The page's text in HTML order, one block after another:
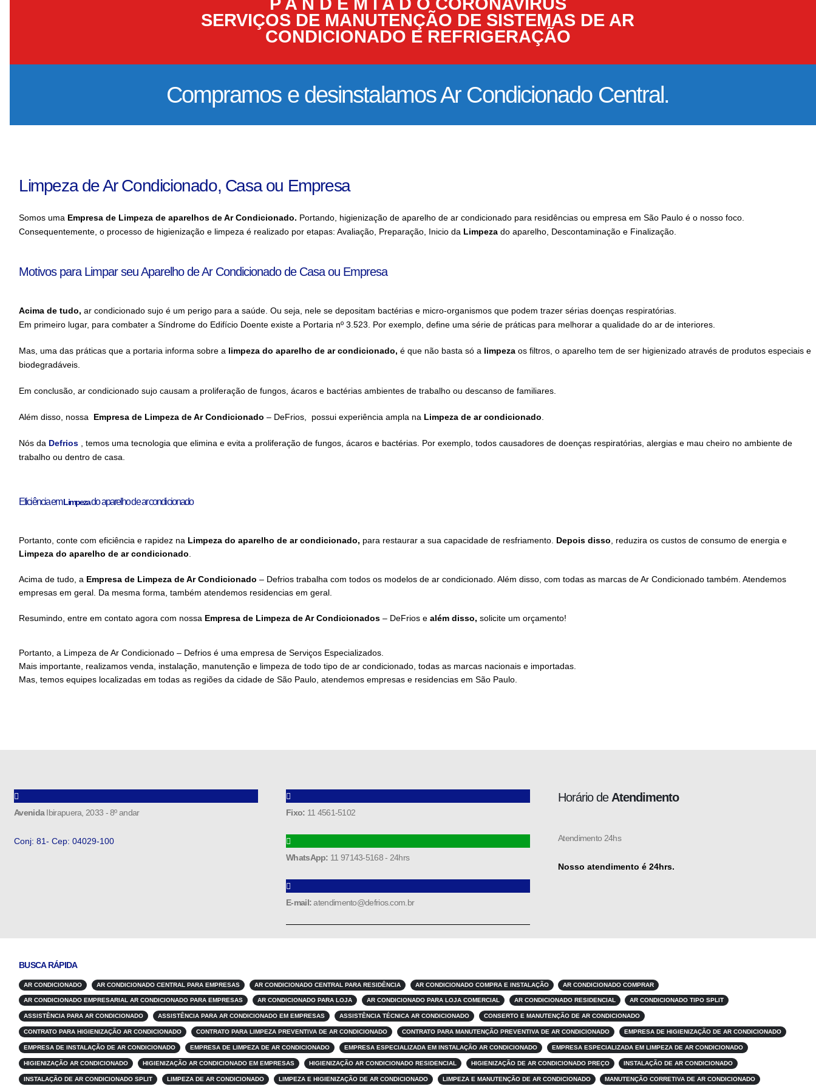
SERVIÇOS DE MANUTENÇÃO DE SISTEMAS DE AR
CONDICIONADO E REFRIGERAÇÃO
Compramos e desinstalamos Ar Condicionado Central.
Limpeza de Ar Condicionado, Casa ou Empresa
Somos uma Empresa de Limpeza de aparelhos de Ar Condicionado. Portando, higienização de aparelho de ar condicionado para residências ou empresa em São Paulo é o nosso foco.
Consequentemente, o processo de higienização e limpeza é realizado por etapas: Avaliação, Preparação, Inicio da Limpeza do aparelho, Descontaminação e Finalização.
Motivos para Limpar seu Aparelho de Ar Condicionado de Casa ou Empresa
Acima de tudo, ar condicionado sujo é um perigo para a saúde. Ou seja, nele se depositam bactérias e micro-organismos que podem trazer sérias doenças respiratórias.
Em primeiro lugar, para combater a Síndrome do Edifício Doente existe a Portaria nº 3.523. Por exemplo, define uma série de práticas para melhorar a qualidade do ar de interiores.
Mas, uma das práticas que a portaria informa sobre a limpeza do aparelho de ar condicionado, é que não basta só a limpeza os filtros, o aparelho tem de ser higienizado através de produtos especiais e
biodegradáveis.
Em conclusão, ar condicionado sujo causam a proliferação de fungos, ácaros e bactérias ambientes de trabalho ou descanso de familiares.
Além disso, nossa Empresa de Limpeza de Ar Condicionado – DeFrios, possui experiência ampla na Limpeza de ar condicionado
Nós da Defrios
, temos uma tecnologia que elimina e evita a proliferação de fungos, ácaros e bactérias. Por exemplo, todos causadores de doenças respiratórias, alergias e mau cheiro no ambiente de
trabalho ou dentro de casa.
Eficiência emLimpezado aparelho de ar condicionado
Portanto, conte com eficiência e rapidez na Limpeza do aparelho de ar condicionado, para restaurar a sua capacidade de resfriamento. Depois disso , reduzira os custos de consumo de energia e
Limpeza do aparelho de ar condicionado
Acima de tudo, a Empresa de Limpeza de Ar Condicionado – Defrios trabalha com todos os modelos de ar condicionado. Além disso, com todas as marcas de Ar Condicionado também. Atendemos
empresas em geral. Da mesma forma, também atendemos residencias em geral.
Resumindo, entre em contato agora com nossa Empresa de Limpeza de Ar Condicionados – DeFrios e além disso, solicite um orçamento!
Portanto, a Limpeza de Ar Condicionado – Defrios é uma empresa de Serviços Especializados.
Mais importante, realizamos venda, instalação, manutenção e limpeza de todo tipo de ar condicionado, todas as marcas nacionais e importadas.
Mas, temos equipes localizadas em todas as regiões da cidade de São Paulo, atendemos empresas e residencias em São Paulo.
AvenidaIbirapuera, 2033 - 8º andar
Conj: 81- Cep: 04029-100
Fixo: 11 4561-5102
WhatsApp: 11 97143-5168 - 24hrs
E-mail:atendimento@defrios.com.br
Horário de Atendimento
Atendimento 24hs
Nosso atendimento é 24hrs.
BUSCA RÁPIDA
AR CONDICIONADO AR CONDICIONADO CENTRAL PARA EMPRESAS AR CONDICIONADO CENTRAL PARA RESIDÊNCIA AR CONDICIONADO COMPRA E INSTALAÇÃO AR CONDICIONADO COMPRAR
AR CONDICIONADO EMPRESARIAL AR CONDICIONADO PARA EMPRESAS AR CONDICIONADO PARA LOJA AR CONDICIONADO PARA LOJA COMERCIAL AR CONDICIONADO RESIDENCIAL AR CONDICIONADO TIPO SPLIT
ASSISTÊNCIA PARA AR CONDICIONADO ASSISTÊNCIA PARA AR CONDICIONADO EM EMPRESAS ASSISTÊNCIA TÉCNICA AR CONDICIONADO CONSERTO E MANUTENÇÃO DE AR CONDICIONADO
CONTRATO PARA HIGIENIZAÇÃO AR CONDICIONADO CONTRATO PARA LIMPEZA PREVENTIVA DE AR CONDICIONADO CONTRATO PARA MANUTENÇÃO PREVENTIVA DE AR CONDICIONADO EMPRESA DE HIGIENIZAÇÃO DE AR CONDICIONADO
EMPRESA DE INSTALAÇÃO DE AR CONDICIONADO EMPRESA DE LIMPEZA DE AR CONDICIONADO EMPRESA ESPECIALIZADA EM INSTALAÇÃO AR CONDICIONADO EMPRESA ESPECIALIZADA EM LIMPEZA DE AR CONDICIONADO
HIGIENIZAÇÃO AR CONDICIONADO HIGIENIZAÇÃO AR CONDICIONADO EM EMPRESAS HIGIENIZAÇÃO AR CONDICIONADO RESIDENCIAL HIGIENIZAÇÃO DE AR CONDICIONADO PREÇO INSTALAÇÃO DE AR CONDICIONADO
INSTALAÇÃO DE AR CONDICIONADO SPLIT LIMPEZA DE AR CONDICIONADO LIMPEZA E HIGIENIZAÇÃO DE AR CONDICIONADO LIMPEZA E MANUTENÇÃO DE AR CONDICIONADO MANUTENÇÃO CORRETIVA DE AR CONDICIONADO